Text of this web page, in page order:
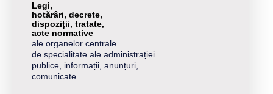
Legi,
hotărâri, decrete,
dispoziții, tratate,
acte normative
ale organelor centrale
de specialitate ale administrației
publice, informații, anunțuri,
comunicate